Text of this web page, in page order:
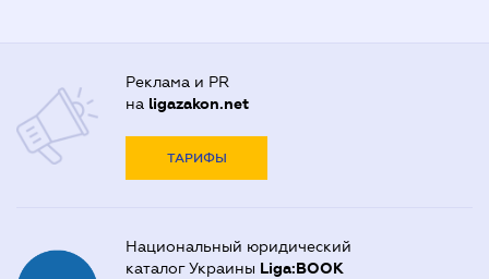
Реклама и PR
на ligazakon.net
ТАРИФЫ
Национальный юридический
каталог Украины Liga:BOOK